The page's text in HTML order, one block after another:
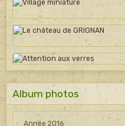
Album photos
Année 2016